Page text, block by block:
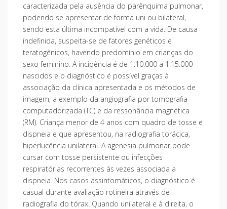
caracterizada pela ausência do parênquima pulmonar,
podendo se apresentar de forma uni ou bilateral,
sendo esta última incompatível com a vida. De causa
indefinida, suspeita-se de fatores genéticos e
teratogênicos, havendo predomínio em crianças do
sexo feminino. A incidência é de 1:10.000 a 1:15.000
nascidos e o diagnóstico é possível graças à
associação da clínica apresentada e os métodos de
imagem, a exemplo da angiografia por tomografia
computadorizada (TC) e da ressonância magnética
(RM). Criança menor de 4 anos com quadro de tosse e
dispneia e que apresentou, na radiografia torácica,
hiperlucência unilateral. A agenesia pulmonar pode
cursar com tosse persistente ou infecções
respiratórias recorrentes às vezes associada a
dispneia. Nos casos assintomáticos, o diagnóstico é
casual durante avaliação rotineira através de
radiografia do tórax. Quando unilateral e à direita, o